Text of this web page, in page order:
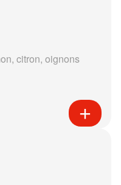
citron, oignons